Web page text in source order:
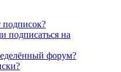
подписок?
подписаться на
форум?